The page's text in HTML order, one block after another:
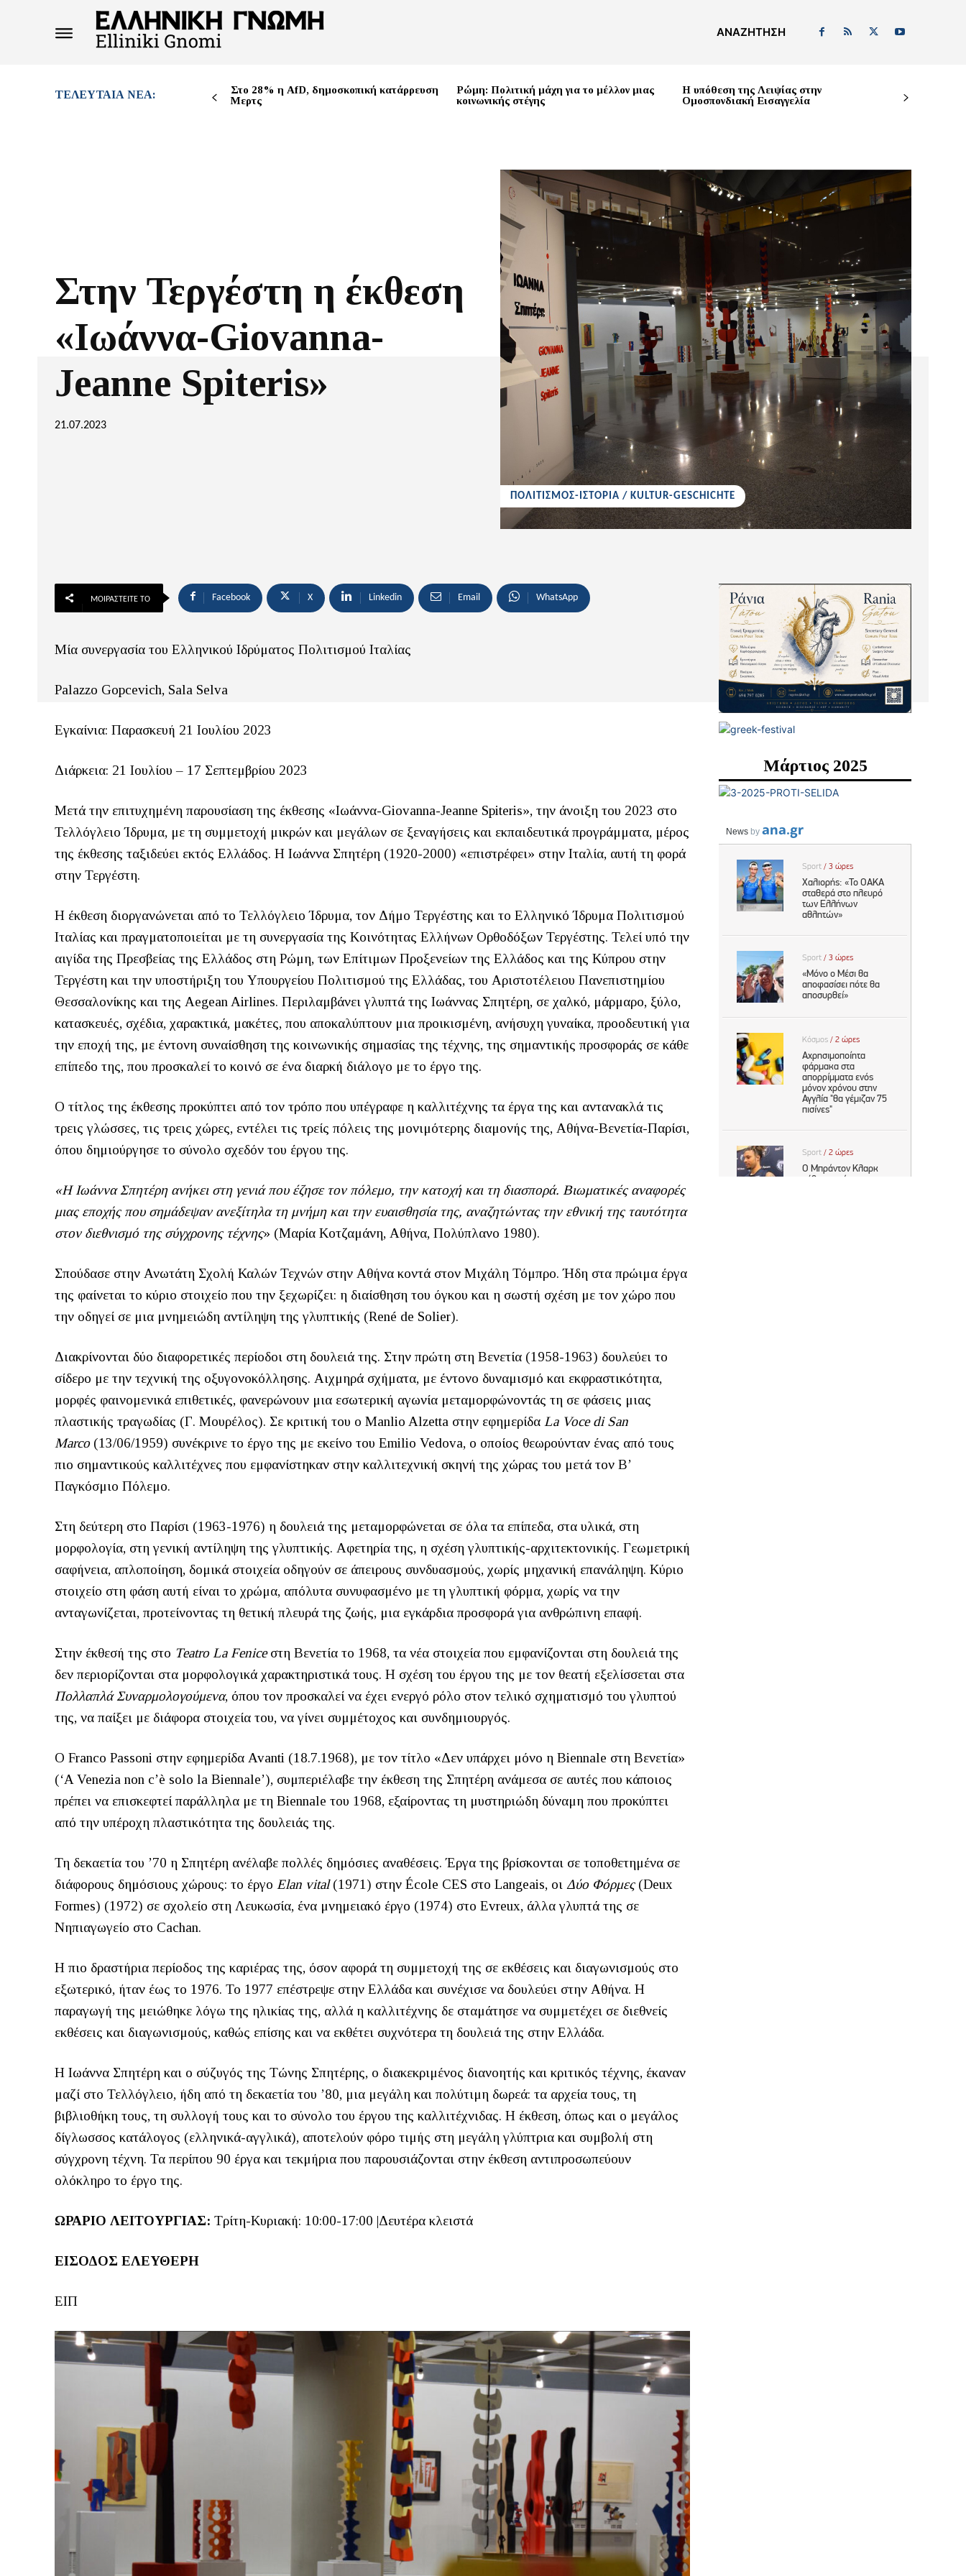
ΑΝΑΖΉΤΗΣΗ
ΤΕΛΕΥΤΑΊΑ ΝΈΑ:
Στο 28% η AfD, δημοσκοπική κατάρρευση
Μερτς
Ρώμη: Πολιτική μάχη για το μέλλον μιας
κοινωνικής στέγης
Η υπόθεση της Λειψίας στην
Ομοσπονδιακή Εισαγγελία
Στην Τεργέστη η έκθεση
«Ιωάννα-Giovanna-
Jeanne Spiteris»
21.07.2023
ΠΟΛΙΤΙΣΜΟΣ-ΙΣΤΟΡΙΑ / KULTUR-GESCHICHTE
ΜΟΙΡΑΣΤΕΊΤΕ ΤΟ Facebook X Linkedin Email WhatsApp
Μία συνεργασία του Ελληνικού Ιδρύματος Πολιτισμού Ιταλίας
Palazzo Gopcevich, Sala Selva
Εγκαίνια: Παρασκευή 21 Ιουλίου 2023
Διάρκεια: 21 Ιουλίου – 17 Σεπτεμβρίου 2023
Μετά την επιτυχημένη παρουσίαση της έκθεσης «Ιωάννα-Giovanna-Jeanne Spiteris», την άνοιξη του 2023 στο
Τελλόγλειο Ίδρυμα, με τη συμμετοχή μικρών και μεγάλων σε ξεναγήσεις και εκπαιδευτικά προγράμματα, μέρος
της έκθεσης ταξιδεύει εκτός Ελλάδος. Η Ιωάννα Σπητέρη (1920-2000) «επιστρέφει» στην Ιταλία, αυτή τη φορά
στην Τεργέστη.
H έκθεση διοργανώνεται από το Τελλόγλειο Ίδρυμα, τον Δήμο Τεργέστης και το Ελληνικό Ίδρυμα Πολιτισμού
Ιταλίας και πραγματοποιείται με τη συνεργασία της Κοινότητας Ελλήνων Ορθοδόξων Τεργέστης. Τελεί υπό την
αιγίδα της Πρεσβείας της Ελλάδος στη Ρώμη, των Επίτιμων Προξενείων της Ελλάδος και της Κύπρου στην
Τεργέστη και την υποστήριξη του Υπουργείου Πολιτισμού της Ελλάδας, του Αριστοτέλειου Πανεπιστημίου
Θεσσαλονίκης και της Aegean Airlines. Περιλαμβάνει γλυπτά της Ιωάννας Σπητέρη, σε χαλκό, μάρμαρο, ξύλο,
κατασκευές, σχέδια, χαρακτικά, μακέτες, που αποκαλύπτουν μια προικισμένη, ανήσυχη γυναίκα, προοδευτική για
την εποχή της, με έντονη συναίσθηση της κοινωνικής σημασίας της τέχνης, της σημαντικής προσφοράς σε κάθε
επίπεδο της, που προσκαλεί το κοινό σε ένα διαρκή διάλογο με το έργο της.
Ο τίτλος της έκθεσης προκύπτει από τον τρόπο που υπέγραφε η καλλιτέχνης τα έργα της και αντανακλά τις
τρεις γλώσσες, τις τρεις χώρες, εντέλει τις τρείς πόλεις της μονιμότερης διαμονής της, Αθήνα-Βενετία-Παρίσι,
όπου δημιούργησε το σύνολο σχεδόν του έργου της.
«Η Ιωάννα Σπητέρη ανήκει στη γενιά που έζησε τον πόλεμο, την κατοχή και τη διασπορά. Βιωματικές αναφορές
μιας εποχής που σημάδεψαν ανεξίτηλα τη μνήμη και την ευαισθησία της, αναζητώντας την εθνική της ταυτότητα
στον διεθνισμό της σύγχρονης τέχνης» (Μαρία Κοτζαμάνη, Αθήνα, Πολύπλανο 1980).
Σπούδασε στην Ανωτάτη Σχολή Καλών Τεχνών στην Αθήνα κοντά στον Μιχάλη Τόμπρο. Ήδη στα πρώιμα έργα
της φαίνεται το κύριο στοιχείο που την ξεχωρίζει: η διαίσθηση του όγκου και η σωστή σχέση με τον χώρο που
την οδηγεί σε μια μνημειώδη αντίληψη της γλυπτικής (René de Solier).
Διακρίνονται δύο διαφορετικές περίοδοι στη δουλειά της. Στην πρώτη στη Βενετία (1958-1963) δουλεύει το
σίδερο με την τεχνική της οξυγονοκόλλησης. Αιχμηρά σχήματα, με έντονο δυναμισμό και εκφραστικότητα,
μορφές φαινομενικά επιθετικές, φανερώνουν μια εσωτερική αγωνία μεταμορφώνοντάς τη σε φάσεις μιας
πλαστικής τραγωδίας (Γ. Μουρέλος). Σε κριτική του o Manlio Alzetta στην εφημερίδα La Voce di San
Marco (13/06/1959) συνέκρινε το έργο της με εκείνο του Emilio Vedova, ο οποίος θεωρούνταν ένας από τους
πιο σημαντικούς καλλιτέχνες που εμφανίστηκαν στην καλλιτεχνική σκηνή της χώρας του μετά τον Β’
Παγκόσμιο Πόλεμο.
Στη δεύτερη στο Παρίσι (1963-1976) η δουλειά της μεταμορφώνεται σε όλα τα επίπεδα, στα υλικά, στη
μορφολογία, στη γενική αντίληψη της γλυπτικής. Αφετηρία της, η σχέση γλυπτικής-αρχιτεκτονικής. Γεωμετρική
σαφήνεια, απλοποίηση, δομικά στοιχεία οδηγούν σε άπειρους συνδυασμούς, χωρίς μηχανική επανάληψη. Κύριο
στοιχείο στη φάση αυτή είναι το χρώμα, απόλυτα συνυφασμένο με τη γλυπτική φόρμα, χωρίς να την
ανταγωνίζεται, προτείνοντας τη θετική πλευρά της ζωής, μια εγκάρδια προσφορά για ανθρώπινη επαφή.
Στην έκθεσή της στο Teatro La Feniceστη Βενετία το 1968, τα νέα στοιχεία που εμφανίζονται στη δουλειά της
δεν περιορίζονται στα μορφολογικά χαρακτηριστικά τους. Η σχέση του έργου της με τον θεατή εξελίσσεται στα
Πολλαπλά Συναρμολογούμενα, όπου τον προσκαλεί να έχει ενεργό ρόλο στον τελικό σχηματισμό του γλυπτού
της, να παίξει με διάφορα στοιχεία του, να γίνει συμμέτοχος και συνδημιουργός.
Ο Franco Passoni στην εφημερίδα Avanti (18.7.1968), με τον τίτλο «Δεν υπάρχει μόνο η Biennale στη Βενετία»
(‘A Venezia non c’è solo la Biennale’), συμπεριέλαβε την έκθεση της Σπητέρη ανάμεσα σε αυτές που κάποιος
πρέπει να επισκεφτεί παράλληλα με τη Biennale του 1968, εξαίροντας τη μυστηριώδη δύναμη που προκύπτει
από την υπέροχη πλαστικότητα της δουλειάς της.
Τη δεκαετία του ’70 η Σπητέρη ανέλαβε πολλές δημόσιες αναθέσεις. Έργα της βρίσκονται σε τοποθετημένα σε
διάφορους δημόσιους χώρους: το έργο Elan vital(1971) στην École CES στο Langeais, οι Δύο Φόρμες(Deux
Formes) (1972) σε σχολείο στη Λευκωσία, ένα μνημειακό έργο (1974) στο Evreux, άλλα γλυπτά της σε
Νηπιαγωγείο στο Cachan.
Η πιο δραστήρια περίοδος της καριέρας της, όσον αφορά τη συμμετοχή της σε εκθέσεις και διαγωνισμούς στο
εξωτερικό, ήταν έως το 1976. Το 1977 επέστρεψε στην Ελλάδα και συνέχισε να δουλεύει στην Αθήνα. Η
παραγωγή της μειώθηκε λόγω της ηλικίας της, αλλά η καλλιτέχνης δε σταμάτησε να συμμετέχει σε διεθνείς
εκθέσεις και διαγωνισμούς, καθώς επίσης και να εκθέτει συχνότερα τη δουλειά της στην Ελλάδα.
Η Ιωάννα Σπητέρη και ο σύζυγός της Τώνης Σπητέρης, ο διακεκριμένος διανοητής και κριτικός τέχνης, έκαναν
μαζί στο Τελλόγλειο, ήδη από τη δεκαετία του ’80, μια μεγάλη και πολύτιμη δωρεά: τα αρχεία τους, τη
βιβλιοθήκη τους, τη συλλογή τους και το σύνολο του έργου της καλλιτέχνιδας. Η έκθεση, όπως και ο μεγάλος
δίγλωσσος κατάλογος (ελληνικά-αγγλικά), αποτελούν φόρο τιμής στη μεγάλη γλύπτρια και συμβολή στη
σύγχρονη τέχνη. Τα περίπου 90 έργα και τεκμήρια που παρουσιάζονται στην έκθεση αντιπροσωπεύουν
ολόκληρο το έργο της.
ΩΡΑΡΙΟ ΛΕΙΤΟΥΡΓΙΑΣ: Τρίτη-Κυριακή: 10:00-17:00 |Δευτέρα κλειστά
ΕΙΣΟΔΟΣ ΕΛΕΥΘΕΡΗ
ΕΙΠ
Μάρτιος 2025